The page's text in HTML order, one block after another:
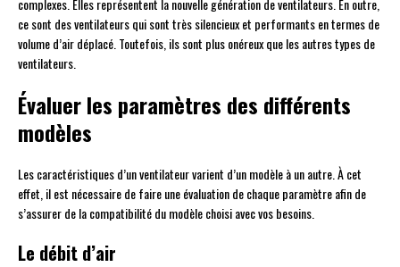
ce sont des ventilateurs qui sont très silencieux et performants en termes de
volume d’air déplacé. Toutefois, ils sont plus onéreux que les autres types de
ventilateurs.
Évaluer les paramètres des différents
modèles
Les caractéristiques d’un ventilateur varient d’un modèle à un autre. À cet
effet, il est nécessaire de faire une évaluation de chaque paramètre afin de
s’assurer de la compatibilité du modèle choisi avec vos besoins.
Le débit d’air